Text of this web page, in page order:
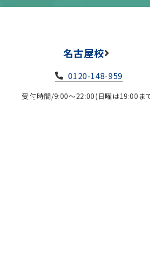
名古屋校
0120-148-959
受付時間/9:00～22:00(日曜は19:00ま